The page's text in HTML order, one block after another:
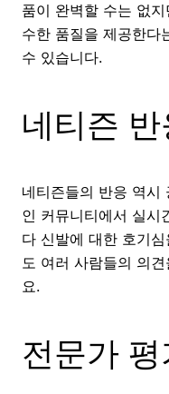
품이 완벽할 수는 없
수한 품질을 제공한다
수 있습니다.
네티즌 반
네티즌들의 반응 역시
인 커뮤니티에서 실시
다 신발에 대한 호기
도 여러 사람들의 의
요.
전문가